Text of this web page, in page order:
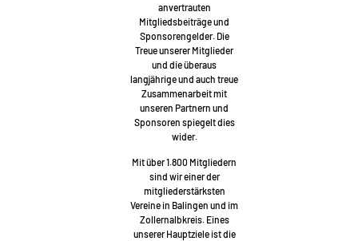
anvertrauten
Mitgliedsbeiträge und
Sponsorengelder. Die
Treue unserer Mitglieder
und die überaus
langjährige und auch treue
Zusammenarbeit mit
unseren Partnern und
Sponsoren spiegelt dies
wider.
Mit über 1.800 Mitgliedern
sind wir einer der
mitgliederstärksten
Vereine in Balingen und im
Zollernalbkreis. Eines
unserer Hauptziele ist die